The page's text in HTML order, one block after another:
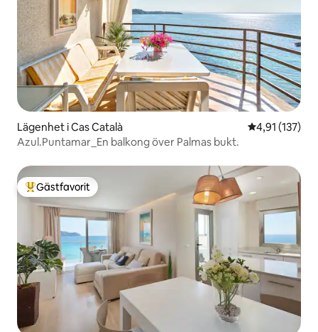
Lägenhet i Cas Català 4,91 av 5 i
4,91 (137)
Azul.Puntamar_En balkong över Palmas bukt.
Populär gästfavorit
Gästfavorit